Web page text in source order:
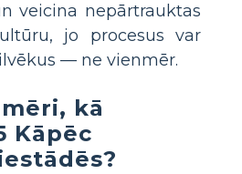
veicina nepārtrauktas
jo procesus var
— ne vienmēr.
kā
Kāpēc